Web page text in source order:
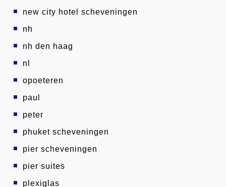
new city hotel scheveningen
nh
nh den haag
nl
opoeteren
paul
peter
phuket scheveningen
pier scheveningen
pier suites
plexiglas